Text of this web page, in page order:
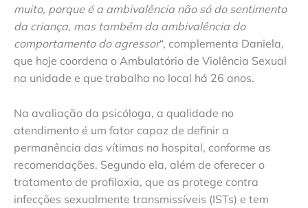
muito, porque é a ambivalência não só do sentimento
da criança, mas também da ambivalência do
comportamento do agressor“, complementa Daniela,
que hoje coordena o Ambulatório de Violência Sexual
na unidade e que trabalha no local há 26 anos.
Na avaliação da psicóloga, a qualidade no
atendimento é um fator capaz de definir a
permanência das vítimas no hospital, conforme as
recomendações. Segundo ela, além de oferecer o
tratamento de profilaxia, que as protege contra
infecções sexualmente transmissíveis (ISTs) e tem